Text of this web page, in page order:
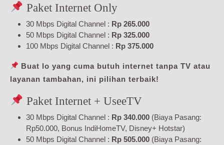
Paket Internet Only
30 Mbps Digital Channel : Rp 265.000
50 Mbps Digital Channel : Rp 325.000
100 Mbps Digital Channel : Rp 375.000
Buat lo yang cuma butuh internet tanpa TV atau
layanan tambahan, ini pilihan terbaik!
Paket Internet + UseeTV
30 Mbps Digital Channel : Rp 340.000 (Biaya Pasang:
Rp50.000, Bonus IndiHomeTV, Disney+ Hotstar)
50 Mbps Digital Channel : Rp 505.000 (Biaya Pasang: